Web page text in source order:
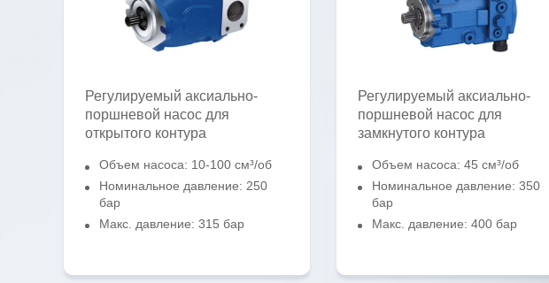
Регулируемый аксиально-
поршневой насос для
открытого контура
Объем насоса: 10-100 см³/об
Номинальное давление: 250
бар
Макс. давление: 315 бар
Регулируемый аксиально-
поршневой насос для
замкнутого контура
Объем насоса: 45 см³/об
Номинальное давление: 350
бар
Макс. давление: 400 бар